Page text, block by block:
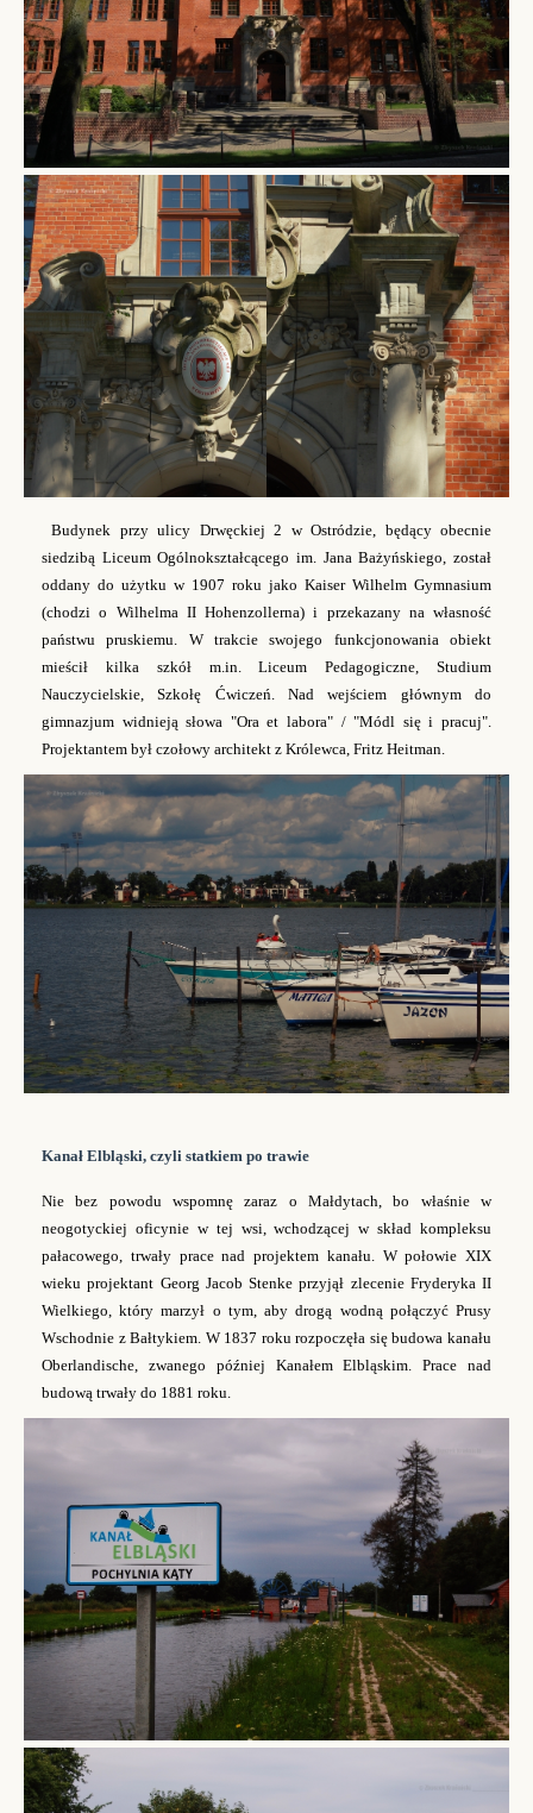
Budynek przy ulicy Drwęckiej 2 w Ostródzie, będący obecnie
siedzibą Liceum Ogólnokształcącego im. Jana Bażyńskiego, został
oddany do użytku w 1907 roku jako Kaiser Wilhelm Gymnasium
(chodzi o Wilhelma II Hohenzollerna) i przekazany na własność
państwu pruskiemu. W trakcie swojego funkcjonowania obiekt
mieścił kilka szkół m.in. Liceum Pedagogiczne, Studium
Nauczycielskie, Szkołę Ćwiczeń. Nad wejściem głównym do
gimnazjum widnieją słowa "Ora et labora" / "Módl się i pracuj".
Projektantem był czołowy architekt z Królewca, Fritz Heitman.
Kanał Elbląski, czyli statkiem po trawie
Nie bez powodu wspomnę zaraz o Małdytach, bo właśnie w
neogotyckiej oficynie w tej wsi, wchodzącej w skład kompleksu
pałacowego, trwały prace nad projektem kanału. Wpołowie XIX
wieku projektant Georg Jacob Stenke przyjął zlecenie Fryderyka II
Wielkiego, który marzył o tym, aby drogą wodną połączyć Prusy
Wschodnie z Bałtykiem. W 1837 roku rozpoczęła się budowa kanału
Oberlandische, zwanego później Kanałem Elbląskim. Prace nad
budową trwały do 1881 roku.